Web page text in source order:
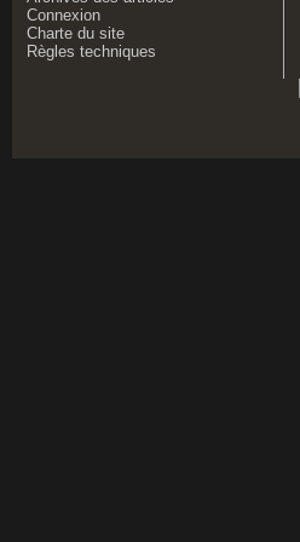
Connexion
Charte du site
Règles techniques